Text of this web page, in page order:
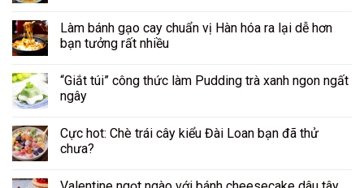
Làm bánh gạo cay chuẩn vị Hàn hóa ra lại dễ hơn
bạn tưởng rất nhiều
“Giắt túi” công thức làm Pudding trà xanh ngon ngất
ngây
Cực hot: Chè trái cây kiểu Đài Loan bạn đã thử
chưa?